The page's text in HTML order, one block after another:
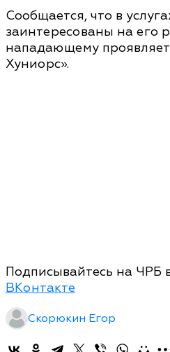
Сообщается, что в
заинтересованы на его
нападающему
Хуниорс».
Подписывайтесь на ЧРБ
ВКонтакте
Скорюкин Егор